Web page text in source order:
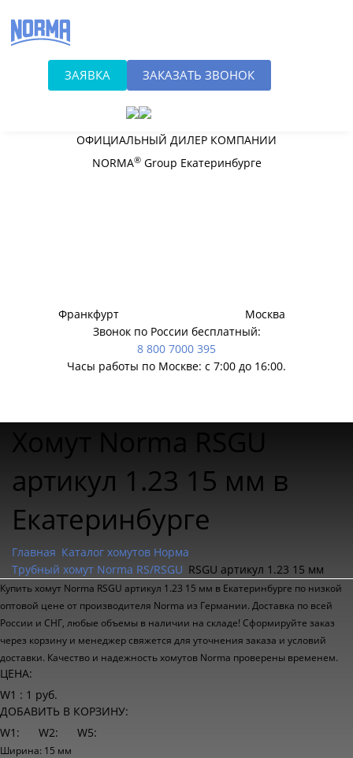
ЗАЯВКА ЗАКАЗАТЬ ЗВОНОК
ОФИЦИАЛЬНЫЙ ДИЛЕР КОМПАНИИ
NORMA®Group Екатеринбурге
Франкфурт
Звонок по России бесплатный:
8 800 7000 395
Часы работы по Москве: с 7:00 до 16:00.
Москва
Хомут Norma RSGU
артикул 1.23 15 мм в
Екатеринбурге
Главная Каталог хомутов Норма
Трубный хомут Norma RS/RSGU RSGU артикул 1.23 15 мм
Купить хомут Norma RSGU артикул 1.23 15 мм в Екатеринбурге по низкой
оптовой цене от производителя Norma из Германии. Доставка по всей
России и СНГ, любые объемы в наличии на складе! Сформируйте заказ
через корзину и менеджер свяжется для уточнения заказа и условий
доставки. Качество и надежность хомутов Norma проверены временем.
ЦЕНА:
W1 : 1 руб.
ДОБАВИТЬ В КОРЗИНУ:
W1:
W2: W5:
Ширина: 15 мм